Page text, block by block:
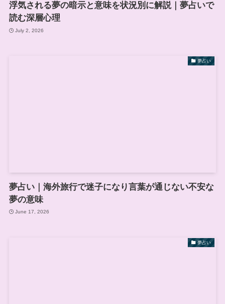
浮気される夢の暗示と意味を状況別に解説｜夢占いで
読む深層心理
July 2, 2026
夢占い
夢占い｜海外旅行で迷子になり言葉が通じない不安な
夢の意味
June 17, 2026
夢占い